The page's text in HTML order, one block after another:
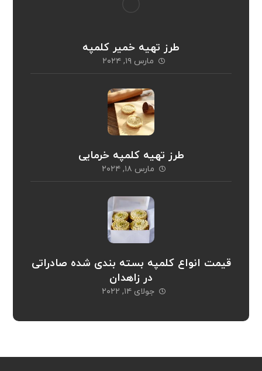
طرز تهیه خمیر کلمپه
مارس ۱۹, ۲۰۲۴
طرز تهیه کلمپه خرمایی
مارس ۱۸, ۲۰۲۴
قیمت انواع کلمپه بسته بندی شده صادراتی
در زاهدان
جولای ۱۴, ۲۰۲۲